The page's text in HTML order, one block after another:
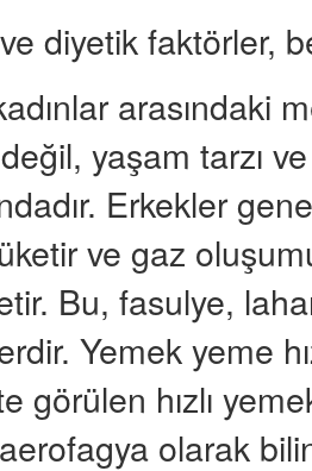
diyetik faktörler,
arasındaki
yaşam tarzı
Erkekler
ve gaz
Bu, fasulye,
Yemek yeme
görülen hızlı
olarak